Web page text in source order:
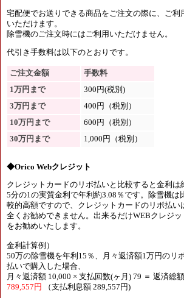
宅配便でお送りできる商品をご注文の際に、ご利
いただけます。
除雪機のご注文時にはご利用いただけません。
代引き手数料は以下のとおりです。
ご注文金額
手数料
1万円まで
300円(税別)
3万円まで
400円（税別）
10万円まで
600円（税別）
30万円まで
1,000円（税別）
◆Orico Webクレジット
クレジットカードのリボ払いと比較すると金利は
5分の1の実質金利で年利約3.08％です。除雪機は
較的高額ですので、クレジットカードのリボ払い
全くお勧めできません。出来るだけWEBクレジッ
をお勧めいたします。
金利計算例）
50万の除雪機を年利15％、月々返済額1万円のリ
払いで購入した場合、
月々返済額 10,000 × 支払回数(ヶ月) 79 ＝ 返済総額
789,557円
（支払利息額 289,557円)